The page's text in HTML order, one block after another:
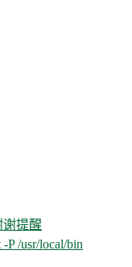
谢提醒
P /usr/local/bin